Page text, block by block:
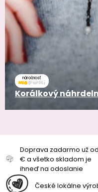
náročnosť
Korálkový
Doprava zadarmo už
€ a všetko skladom je
ihneď na odoslanie
České lokálne